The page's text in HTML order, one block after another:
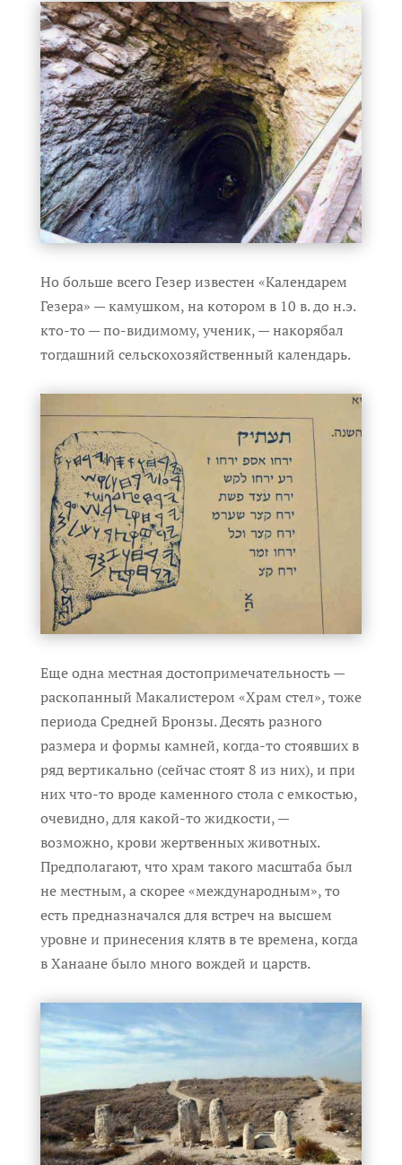
Но больше всего Гезер известен «Календарем
Гезера» — камушком, на котором в 10 в. до н.э.
кто-то — по-видимому, ученик, — накорябал
тогдашний сельскохозяйственный календарь.
Еще одна местная достопримечательность —
раскопанный Макалистером «Храм стел», тоже
периода Средней Бронзы. Десять разного
размера и формы камней, когда-то стоявших в
ряд вертикально (сейчас стоят 8 из них), и при
них что-то вроде каменного стола с емкостью,
очевидно, для какой-то жидкости, —
возможно, крови жертвенных животных.
Предполагают, что храм такого масштаба был
не местным, а скорее «международным», то
есть предназначался для встреч на высшем
уровне и принесения клятв в те времена, когда
в Ханаане было много вождей и царств.